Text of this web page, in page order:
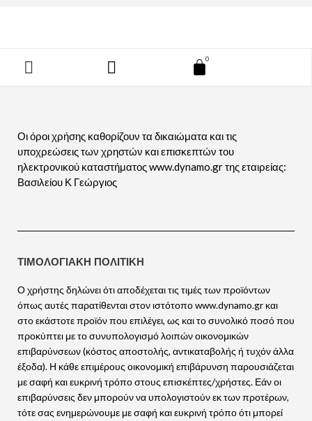
Menu Cart
Οι όροι χρήσης καθορίζουν τα δικαιώματα και τις
υποχρεώσεις των χρηστών και επισκεπτών του
ηλεκτρονικού καταστήματος www.dynamo.gr της εταιρείας:
Βασιλείου Κ Γεώργιος
ΤΙΜΟΛΟΓΙΑΚΗ ΠΟΛΙΤΙΚΗ
Ο χρήστης δηλώνει ότι αποδέχεται τις τιμές των προϊόντων
όπως αυτές παρατίθενται στον ιστότοπο www.dynamo.gr και
στο εκάστοτε προϊόν που επιλέγει, ως και το συνολικό ποσό που
προκύπτει με το συνυπολογισμό λοιπών οικονομικών
επιβαρύνσεων (κόστος αποστολής, αντικαταβολής ή τυχόν άλλα
έξοδα). Η κάθε επιμέρους οικονομική επιβάρυνση παρουσιάζεται
με σαφή και ευκρινή τρόπο στους επισκέπτες/χρήστες. Εάν οι
επιβαρύνσεις δεν μπορούν να υπολογιστούν εκ των προτέρων,
τότε σας ενημερώνουμε με σαφή και ευκρινή τρόπο ότι μπορεί